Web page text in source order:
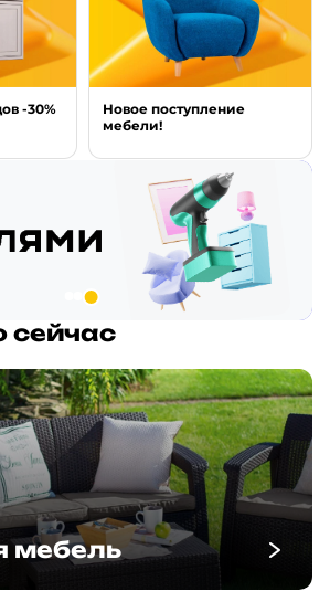
-30%
Новое поступление
мебели!
сейчас
мебель